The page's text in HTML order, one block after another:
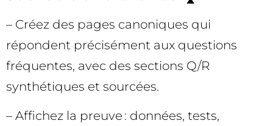
– Créez des pages canoniques qui
répondent précisément aux questions
fréquentes, avec des sections Q/R
synthétiques et sourcées.
– Affichez la preuve : données, tests,